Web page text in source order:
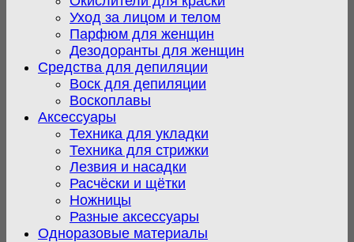
Уход за лицом и телом
Парфюм для женщин
Дезодоранты для женщин
Средства для депиляции
Воск для депиляции
Воскоплавы
Аксессуары
Техника для укладки
Техника для стрижки
Лезвия и насадки
Расчёски и щётки
Ножницы
Разные аксессуары
Одноразовые материалы